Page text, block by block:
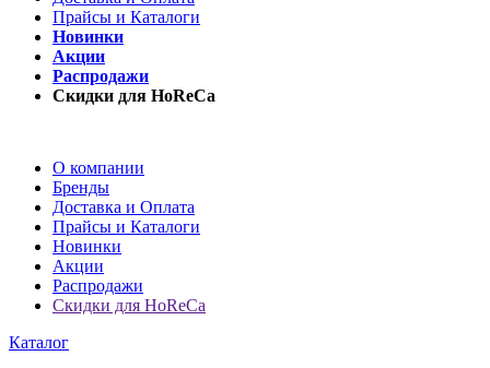
Прайсы и Каталоги
Новинки
Акции
Распродажи
Скидки для HoReCa
О компании
Бренды
Доставка и Оплата
Прайсы и Каталоги
Новинки
Акции
Распродажи
Скидки для HoReCa
Каталог